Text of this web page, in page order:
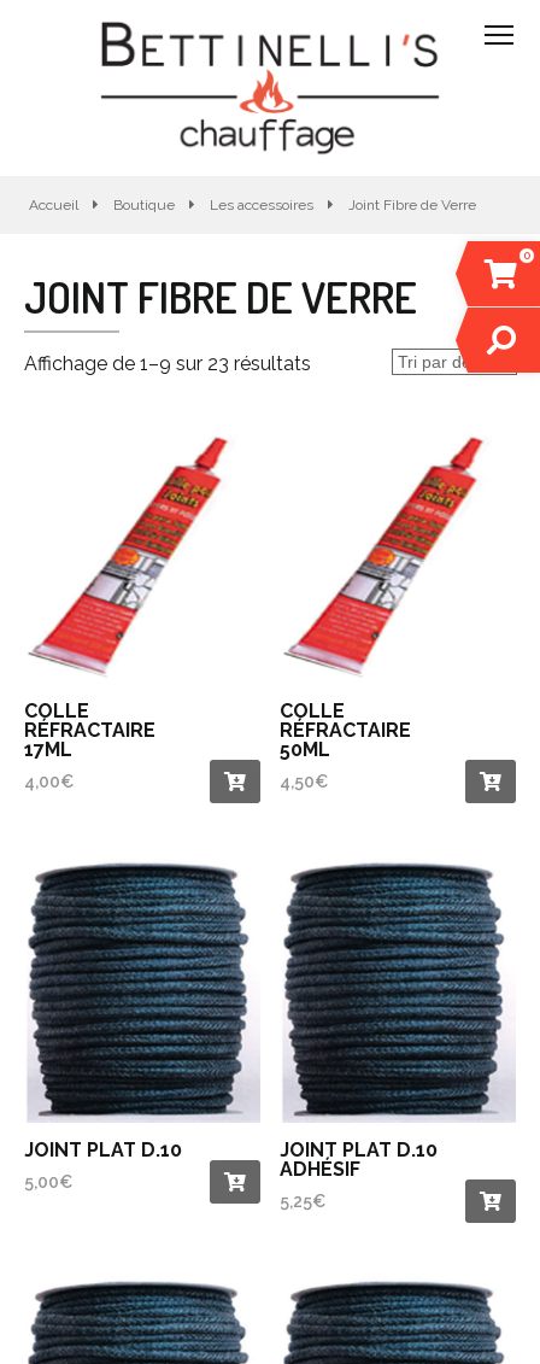
0
Accueil Boutique Les accessoires Joint Fibre de Verre
JOINT FIBRE DE VERRE
Affichage de 1–9 sur 23 résultats
COLLE
RÉFRACTAIRE
17ML
4,00€
COLLE
RÉFRACTAIRE
50ML
4,50€
JOINT PLAT D.10
5,00€
JOINT PLAT D.10
ADHÉSIF
5,25€